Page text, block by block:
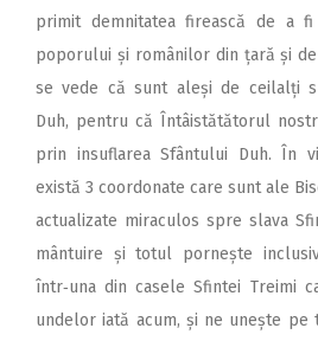
primit demnitatea firească de a
poporului și românilor din țară și
se vede că sunt aleși de ceilalți
Duh, pentru că Întâistătătorul
prin insuflarea Sfântului Duh. În
există 3 coordonate care sunt ale
actualizate miraculos spre slava
mântuire și totul pornește
într‑una din casele Sfintei Treimi
undelor iată acum, și ne unește pe